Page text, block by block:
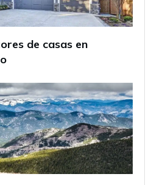
de casas en